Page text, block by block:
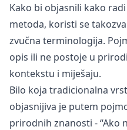
Kako bi objasnili kako
metoda, koristi se
zvučna terminologija.
opis ili ne postoje u
kontekstu i miješaju.
Bilo koja tradicionalna
objasnijiva je putem
prirodnih znanosti - “Ako